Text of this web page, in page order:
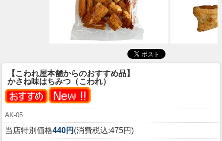
【こわれ屋本舗からのおすすめ品】
かさね味はちみつ（こわれ）
AK-05
当店特別価格440円 (消費税込:475円)